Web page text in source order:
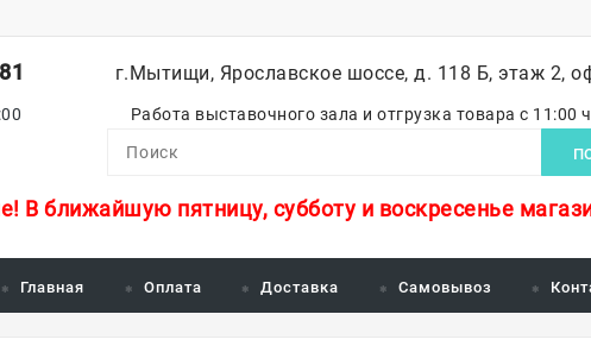
г.Мытищи, Ярославское шоссе, д. 118 Б, этаж 2,
Работа выставочного зала и отгрузка товара с 11:00
В ближайшую пятницу, субботу и воскресенье
Главная Оплата Доставка Самовывоз